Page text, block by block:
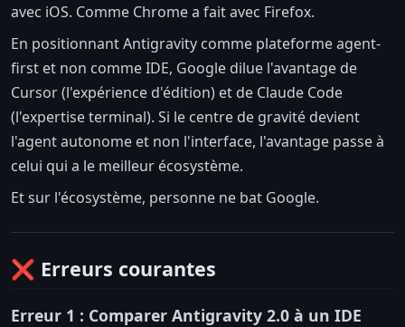
avec iOS. Comme Chrome a fait avec Firefox.
En positionnant Antigravity comme plateforme agent-
first et non comme IDE, Google dilue l'avantage de
Cursor (l'expérience d'édition) et de Claude Code
(l'expertise terminal). Si le centre de gravité devient
l'agent autonome et non l'interface, l'avantage passe à
celui qui a le meilleur écosystème.
Et sur l'écosystème, personne ne bat Google.
❌ Erreurs courantes
Erreur 1 : Comparer Antigravity 2.0 à un IDE